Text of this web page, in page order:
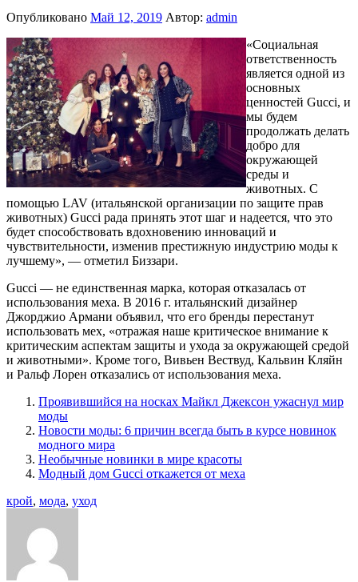
Опубликовано Май 12, 2019 Автор: admin
«Социальная
ответственность
является одной из
основных
ценностей Gucci, и
мы будем
продолжать делать
добро для
окружающей
среды и
животных. С
помощью LAV (итальянской организации по защите прав
животных) Gucci рада принять этот шаг и надеется, что это
будет способствовать вдохновению инноваций и
чувствительности, изменив престижную индустрию моды к
лучшему», — отметил Биззари.
Gucci — не единственная марка, которая отказалась от
использования меха. В 2016 г. итальянский дизайнер
Джорджио Армани объявил, что его бренды перестанут
использовать мех, «отражая наше критическое внимание к
критическим аспектам защиты и ухода за окружающей средой
и животными». Кроме того, Вивьен Вествуд, Кальвин Кляйн
и Ральф Лорен отказались от использования меха.
Проявившийся на носках Майкл Джексон ужаснул мир
моды
Новости моды: 6 причин всегда быть в курсе новинок
модного мира
Необычные новинки в мире красоты
Модный дом Gucci откажется от меха
крой, мода, уход